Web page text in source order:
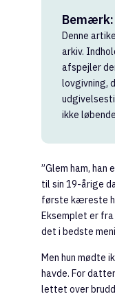
Denne
arkiv.
afspejler
lovgivning,
ikke
”Glem ham, han
til sin 19-årige
første kæreste
Eksemplet er
det i bedste
Men hun mødte
havde. For
lettet over